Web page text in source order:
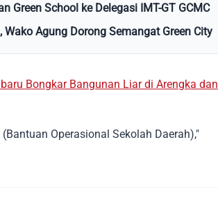
Green School ke Delegasi IMT-GT GCMC
Wako Agung Dorong Semangat Green City
Bongkar Bangunan Liar di Arengka dan
Operasional Sekolah Daerah),"